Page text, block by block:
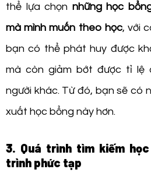
thể lựa chọn những học
mà mình muốn theo học, với
bạn có thể phát huy được
mà còn giảm bớt được tỉ lệ
người khác. Từ đó, bạn sẽ có
xuất học bổng này hơn.
3. Quá trình tìm kiếm
trình phức tạp